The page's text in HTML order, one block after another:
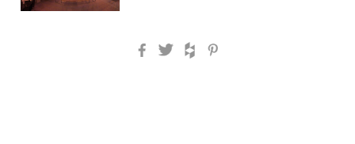
Facebook
TwitterHouzz